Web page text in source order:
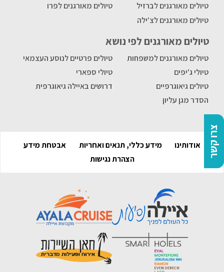
צרו קשר
טיולים מאורגנים לברזיל
טיולים מאורגנים לפרו
טיולים מאורגנים לצ'ילה
טיולים מאורגנים לפי נושא
טיולים מאורגנים למשפחות
טיולים פרטיים לנוסע העצמאי
טיולי ג'יפים
טיולי ספארי
טיולים גיאוגרפיים
דרושים באיילה גיאוגרפית
הסדר מגן עליון
אודותינו מידע כללי, תנאים ואחריות
אבטחת מידע
הצהרת נגישות